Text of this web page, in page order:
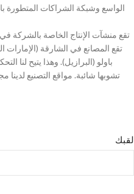
الواسع وشبكة الشراكات المتطورة
تقع منشآت الإنتاج الخاصة بالشركة
تقع المصانع في الشارقة (الإمارات
باولو (البرازيل). وهذا يتيح لنا
تشوبها شائبة. مواقع التصنيع لدينا
لقبك